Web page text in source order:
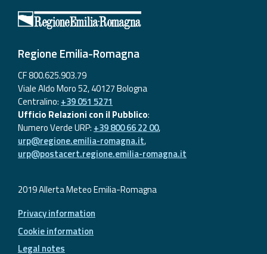
Updates
Useful info
FAQ
For
developers
About the
Contacts
Regione Emilia-Romagna
CF 800.625.903.79
Viale Aldo Moro 52, 40127 Bologna
Centralino: +39 051 5271
Ufficio Relazioni con il Pubblico:
Numero Verde URP: +39 800 66 22 00,
urp@regione.emilia-romagna.it,
urp@postacert.regione.emilia-romagna.it
2019 Allerta Meteo Emilia-Romagna
Privacy information
Cookie information
Legal notes